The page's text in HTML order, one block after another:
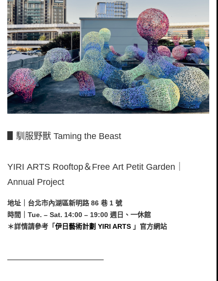
▋馴服野獸 Taming the Beast
YIRI ARTS Rooftop＆Free Art Petit Garden｜
Annual Project
地址｜台北市內湖區新明路 86 巷 1 號
時間｜Tue. – Sat. 14:00 – 19:00 週日、一休館
＊詳情請參考「伊日藝術計劃 YIRI ARTS 」官方網站
———————————